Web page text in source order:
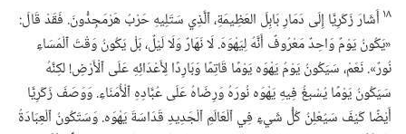
١٨ أَشَارَ زَكَرِيَّا إِلَى دَمَارِ بَابِلَ العَظِيمَةِ،‏ ٱلَّذِي سَتَلِيهِ حَرْبُ هَرْمَجِدُّونَ.‏ فَقَدْ قَالَ:‏
«يَكُونُ يَوْمٌ وَاحِدٌ مَعْرُوفٌ أَنَّهُ لِيَهْوَهَ.‏ لَا نَهَارٌ وَلَا لَيْلٌ،‏ بَلْ يَكُونُ وَقْتَ ٱلْمَسَاءِ
نُورٌ».‏ نَعَمْ،‏ سَيَكُونُ يَوْمُ يَهْوَه يَوْمًا قَاتِمًا وَبَارِدًا لِأَعْدَائِهِ عَلَى ٱلْأَرْضِ!‏ لكِنَّهُ
سَيَكُونُ يَوْمًا يُسْبغُ فِيهِ يَهْوَه نُورَهُ وَرِضَاهُ عَلَى عُبَّادِهِ ٱلْأُمَنَاءِ.‏ وَوَصَفَ زَكَرِيَّا
أَيْضًا كَيْفَ سَيُعْلِنُ كُلُّ شَيءٍ فِي ٱلْعَالَمِ ٱلْجَدِيدِ قَدَاسَةَ يَهْوَه.‏ وَسَتَكُونُ ٱلْعِبَادَةُ